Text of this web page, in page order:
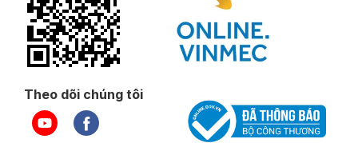
Theo dõi chúng tôi